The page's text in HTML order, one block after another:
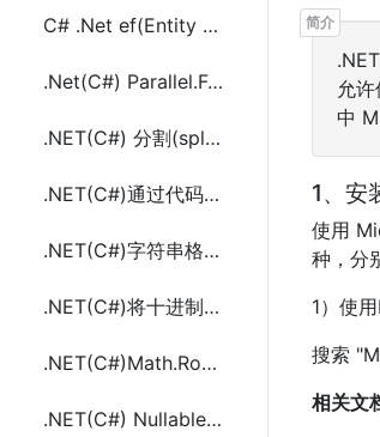
C# .Net ef(Entity Framework 6) SQLite配置使用(codefirst)
.Net(C#) Parallel.For和Parallel.Invoke介绍及使用方法
.NET(C#) 分割(split)url字符串在合成(join)多个子路径url
.NET(C#)通过代码修改保存AppConfig(Web.config)中SectionGroup配置项
.NET(C#)字符串格式化的几种方法及@符号的使用
.NET(C#)将十进制数四舍五入保留第一个非零小数(Math.Round())
.NET(C#)Math.Round保留最接近的偶数的方法代码
.NET(C#) Nullable(可空类型)通过扩展方法传委托参数调用方法
允
中
1、
使用
种，分
1）使
搜索
相关文